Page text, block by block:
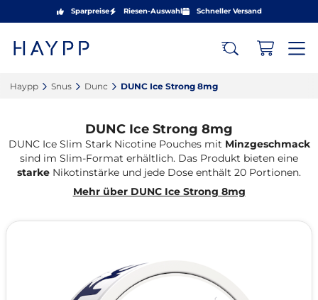
Sparpreise Riesen-Auswahl Schneller Versand
Haypp‎ Snus‎ Dunc‎ DUNC Ice Strong 8mg‎
DUNC Ice Strong 8mg
DUNC Ice Slim Stark Nicotine Pouches mit Minzgeschmack
sind im Slim-Format erhältlich. Das Produkt bieten eine
starke Nikotinstärke und jede Dose enthält 20 Portionen.
Mehr über DUNC Ice Strong 8mg